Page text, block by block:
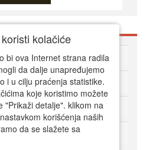
kolačiće
bi ova Internet strana radila
da dalje unapređujemo
i u cilju praćenja statistike.
koje koristimo možete
"Prikaži detalje". klikom na
korišćenja naših
da se slažete sa